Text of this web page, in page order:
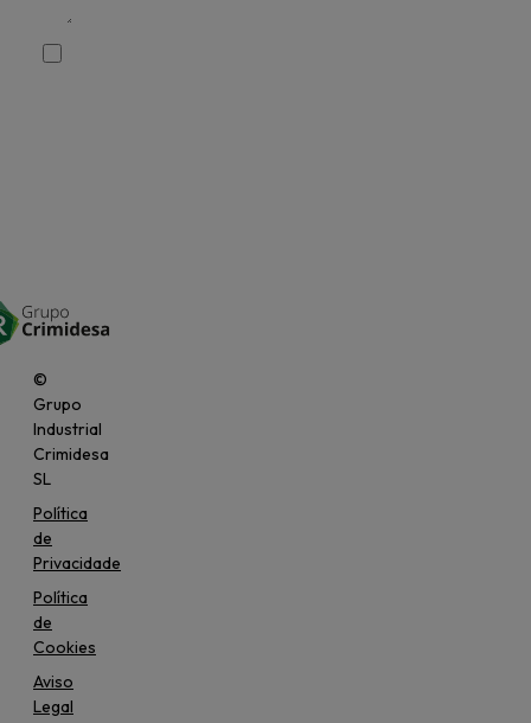
©
Grupo
Industrial
Crimidesa
SL
Política
de
Privacidade
Política
de
Cookies
Aviso
Legal